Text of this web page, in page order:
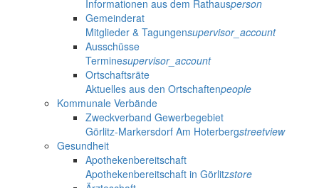
Informationen aus dem Rathausperson
Gemeinderat
Mitglieder & Tagungensupervisor_account
Ausschüsse
Terminesupervisor_account
Ortschaftsräte
Aktuelles aus den Ortschaftenpeople
Kommunale Verbände
Zweckverband Gewerbegebiet
Görlitz-Markersdorf Am Hoterbergstreetview
Gesundheit
Apothekenbereitschaft
Apothekenbereitschaft in Görlitzstore